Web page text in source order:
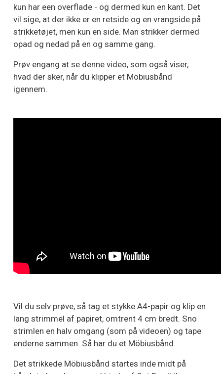
kun har een overflade - og dermed kun en kant. Det
vil sige, at der ikke er en retside og en vrangside på
strikketøjet, men kun en side. Man strikker dermed
opad og nedad på en og samme gang.
Prøv engang at se denne video, som også viser,
hvad der sker, når du klipper et Möbiusbånd
igennem.
Vil du selv prøve, så tag et stykke A4-papir og klip en
lang strimmel af papiret, omtrent 4 cm bredt. Sno
strimlen en halv omgang (som på videoen) og tape
enderne sammen. Så har du et Möbiusbånd.
Det strikkede Möbiusbånd startes inde midt på